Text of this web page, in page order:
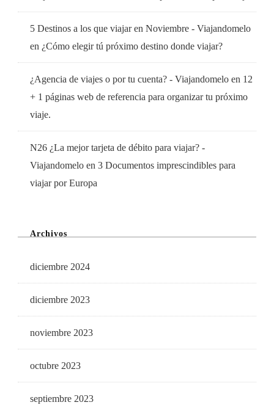
5 Destinos a los que viajar en Noviembre - Viajandomelo
en ¿Cómo elegir tú próximo destino donde viajar?
¿Agencia de viajes o por tu cuenta? - Viajandomelo en 12
+ 1 páginas web de referencia para organizar tu próximo
viaje.
N26 ¿La mejor tarjeta de débito para viajar? -
Viajandomelo en 3 Documentos imprescindibles para
viajar por Europa
Archivos
diciembre 2024
diciembre 2023
noviembre 2023
octubre 2023
septiembre 2023